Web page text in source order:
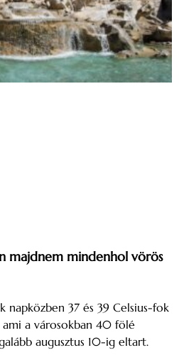
majdnem mindenhol vörös
napközben 37 és 39 Celsius-fok
a városokban 40 fölé
augusztus 10-ig eltart.